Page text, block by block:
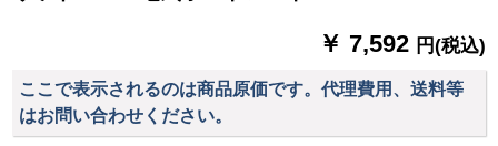
￥ 7,592 円(税込)
ここで表示されるのは商品原価です。代理費用、送料等
はお問い合わせください。